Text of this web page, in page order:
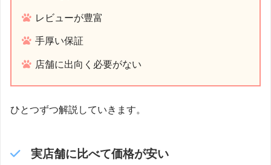
レビューが豊富
手厚い保証
店舗に出向く必要がない
ひとつずつ解説していきます。
実店舗に比べて価格が安い